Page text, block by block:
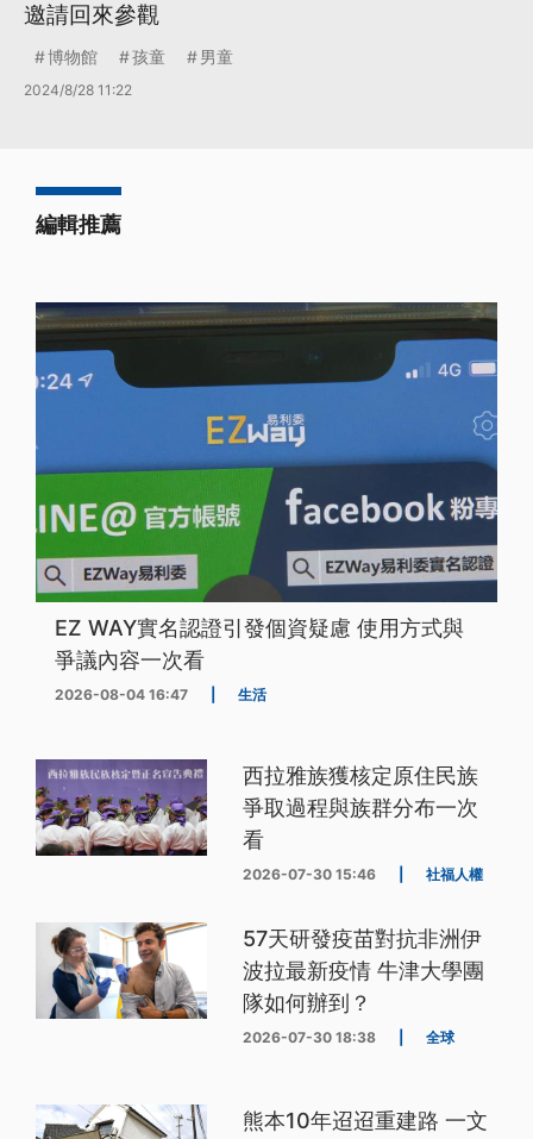
邀請回來參觀
博物館 孩童 男童
2024/8/28 11:22
編輯推薦
EZ WAY實名認證引發個資疑慮 使用方式與
爭議內容一次看
2026-08-04 16:47 生活
西拉雅族獲核定原住民族
爭取過程與族群分布一次
看
2026-07-30 15:46 社福人權
57天研發疫苗對抗非洲伊
波拉最新疫情 牛津大學團
隊如何辦到？
2026-07-30 18:38 全球
熊本10年迢迢重建路 一文